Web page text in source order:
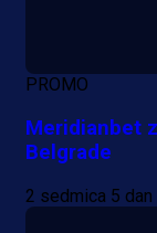
PROMO
Meridianbet
Belgrade
2 sedmica 5 dan